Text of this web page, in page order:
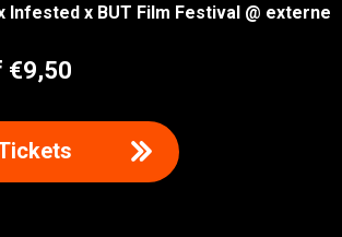
Infested x BUT Film Festival @ externe
€9,50